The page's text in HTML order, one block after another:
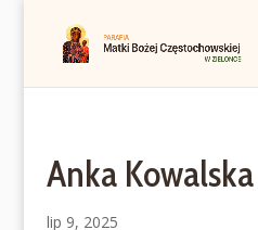
Anka
lip 9, 2025